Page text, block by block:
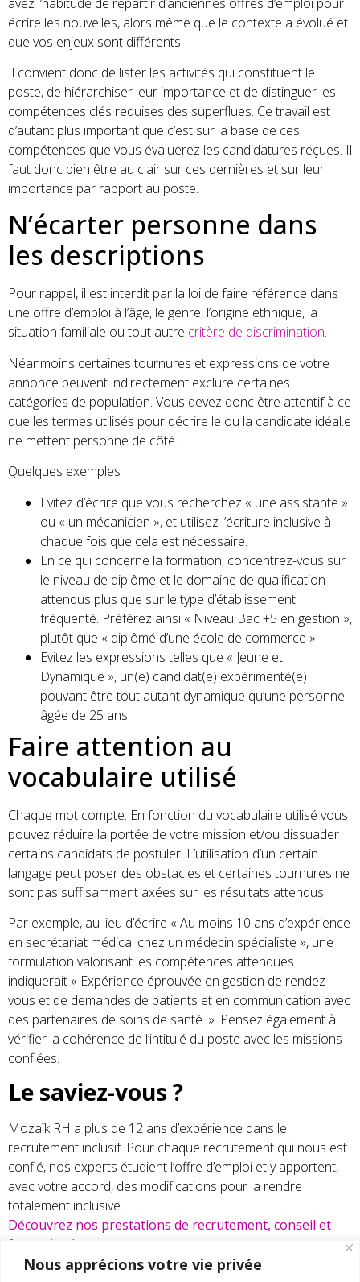
Nous apprécions votre vie privée
écrire les nouvelles, alors même que le contexte a évolué et
que vos enjeux sont différents.
Il convient donc de lister les activités qui constituent le
poste, de hiérarchiser leur importance et de distinguer les
compétences clés requises des superflues. Ce travail est
d’autant plus important que c’est sur la base de ces
compétences que vous évaluerez les candidatures reçues. Il
faut donc bien être au clair sur ces dernières et sur leur
importance par rapport au poste.
N’écarter personne dans
les descriptions
Pour rappel, il est interdit par la loi de faire référence dans
une offre d’emploi à l’âge, le genre, l’origine ethnique, la
situation familiale ou tout autre critère de discrimination.
Néanmoins certaines tournures et expressions de votre
annonce peuvent indirectement exclure certaines
catégories de population. Vous devez donc être attentif à ce
que les termes utilisés pour décrire le ou la candidate idéal.e
ne mettent personne de côté.
Quelques exemples :
Evitez d’écrire que vous recherchez « une assistante »
ou « un mécanicien », et utilisez l’écriture inclusive à
chaque fois que cela est nécessaire.
En ce qui concerne la formation, concentrez-vous sur
le niveau de diplôme et le domaine de qualification
attendus plus que sur le type d’établissement
fréquenté. Préférez ainsi « Niveau Bac +5 en gestion »,
plutôt que « diplômé d’une école de commerce »
Evitez les expressions telles que « Jeune et
Dynamique », un(e) candidat(e) expérimenté(e)
pouvant être tout autant dynamique qu’une personne
âgée de 25 ans.
Faire attention au
vocabulaire utilisé
Chaque mot compte. En fonction du vocabulaire utilisé vous
pouvez réduire la portée de votre mission et/ou dissuader
certains candidats de postuler. L’utilisation d’un certain
langage peut poser des obstacles et certaines tournures ne
sont pas suffisamment axées sur les résultats attendus.
Par exemple, au lieu d’écrire « Au moins 10 ans d’expérience
en secrétariat médical chez un médecin spécialiste », une
formulation valorisant les compétences attendues
indiquerait « Expérience éprouvée en gestion de rendez-
vous et de demandes de patients et en communication avec
des partenaires de soins de santé. ». Pensez également à
vérifier la cohérence de l’intitulé du poste avec les missions
confiées.
Le saviez-vous ?
Mozaïk RH a plus de 12 ans d’expérience dans le
recrutement inclusif. Pour chaque recrutement qui nous est
confié, nos experts étudient l’offre d’emploi et y apportent,
avec votre accord, des modifications pour la rendre
totalement inclusive.
Découvrez nos prestations de recrutement, conseil et
formation !